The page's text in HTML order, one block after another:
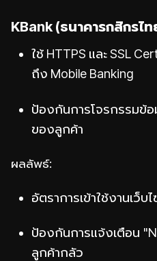
KBank (ธนาคารกสิกรไท
ใช้ HTTPS และ SSL
ถึง Mobile Banking
ป้องกันการโจรกรรมข้อ
ของลูกค้า
ผลลัพธ์:
อัตราการเข้าใช้งานเว็บ
ป้องกันการแจ้งเตือน
ลูกค้ากลัว